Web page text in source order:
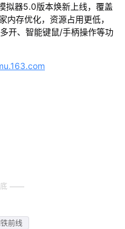
拟器5.0版本焕新上线，覆盖
内存优化，资源占用更低，
开、智能键鼠/手柄操作等功
前线